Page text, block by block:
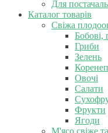
Для
Каталог товарів
Свіжа
Бобові,
Гриби
Зелень
Овочі
Салати
Фрукти
Ягоди
М'ясо свіже